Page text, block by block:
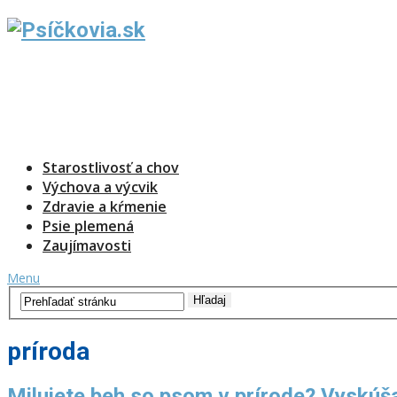
Starostlivosť a chov
Výchova a výcvik
Zdravie a kŕmenie
Psie plemená
Zaujímavosti
Menu
príroda